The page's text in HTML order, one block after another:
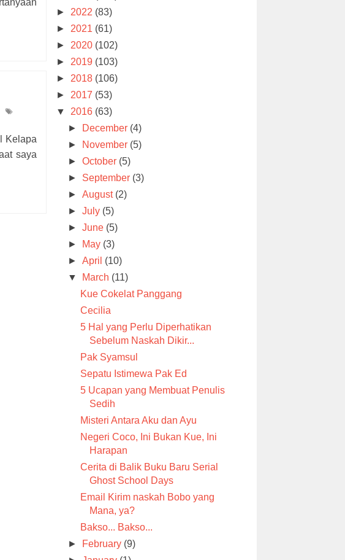
Kelapa
saya
► 2022 (83)
► 2021 (61)
► 2020 (102)
► 2019 (103)
► 2018 (106)
► 2017 (53)
▼ 2016 (63)
►
December (4)
►
November (5)
►October (5)
► September (3)
►August (2)
►July (5)
►June (5)
►
May (3)
►April (10)
▼
March (11)
Kue Cokelat Panggang
Cecilia
5 Hal yang Perlu Diperhatikan
Sebelum Naskah Dikir...
Pak Syamsul
Sepatu Istimewa Pak Ed
5 Ucapan yang Membuat Penulis
Sedih
Misteri Antara Aku dan Ayu
Negeri Coco, Ini Bukan Kue, Ini
Harapan
Cerita di Balik Buku Baru Serial
Ghost School Days
Email Kirim naskah Bobo yang
Mana, ya?
Bakso... Bakso...
►
February (9)